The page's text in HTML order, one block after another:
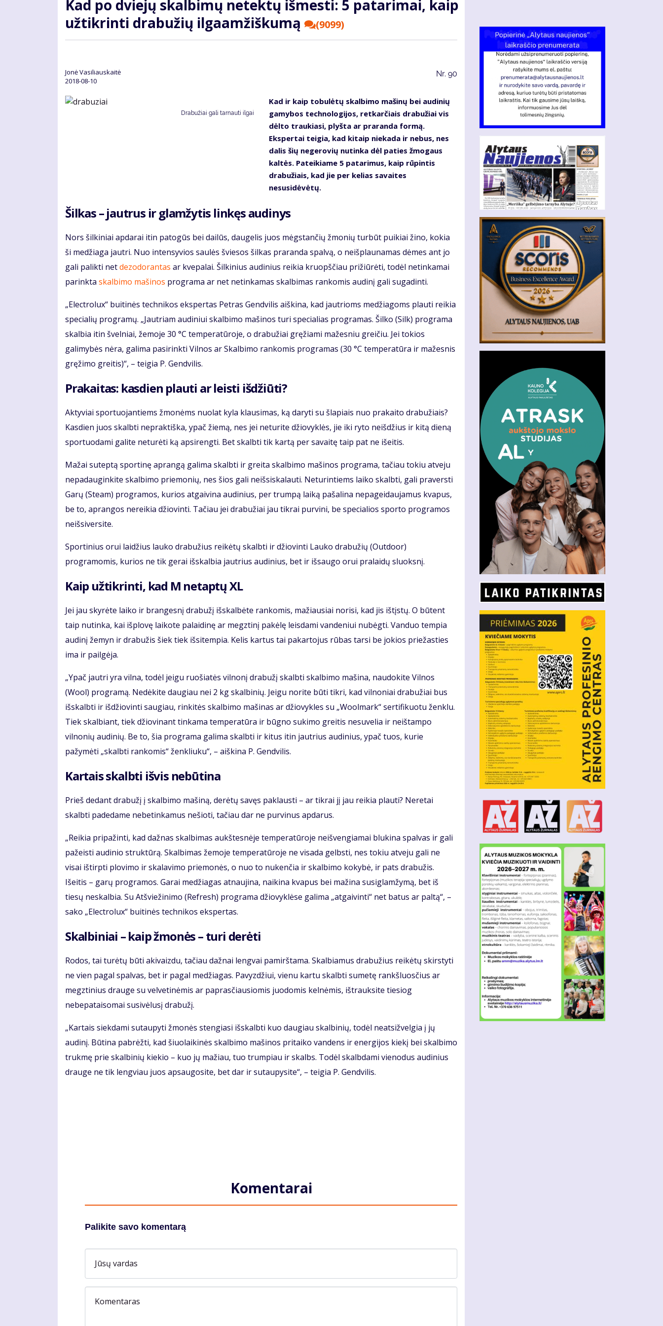
Kad po dviejų skalbimų netektų išmesti: 5 patarimai, kaip
užtikrinti drabužių ilgaamžiškumą
(9099)
Jonė Vasiliauskaitė
2018-08-10
Nr. 90
Drabužiai gali tarnauti ilgai
Kad ir kaip tobulėtų skalbimo mašinų bei audinių
gamybos technologijos, retkarčiais drabužiai vis
dėlto traukiasi, plyšta ar praranda formą.
Ekspertai teigia, kad kitaip niekada ir nebus, nes
dalis šių negerovių nutinka dėl paties žmogaus
kaltės. Pateikiame 5 patarimus, kaip rūpintis
drabužiais, kad jie per kelias savaites
nesusidėvėtų.
Šilkas – jautrus ir glamžytis linkęs audinys
Nors šilkiniai apdarai itin patogūs bei dailūs, daugelis juos mėgstančių žmonių turbūt puikiai žino, kokia
ši medžiaga jautri. Nuo intensyvios saulės šviesos šilkas praranda spalvą, o neišplaunamas dėmes ant jo
gali palikti netdezodorantas ar kvepalai. Šilkinius audinius reikia kruopščiau prižiūrėti, todėl netinkamai
parinkta skalbimo mašinos programa ar net netinkamas skalbimas rankomis audinį gali sugadinti.
„Electrolux“ buitinės technikos ekspertas Petras Gendvilis aiškina, kad jautrioms medžiagoms plauti reikia
specialių programų. „Jautriam audiniui skalbimo mašinos turi specialias programas. Šilko (Silk) programa
skalbia itin švelniai, žemoje 30 °C temperatūroje, o drabužiai gręžiami mažesniu greičiu. Jei tokios
galimybės nėra, galima pasirinkti Vilnos ar Skalbimo rankomis programas (30 °C temperatūra ir mažesnis
gręžimo greitis)“, – teigia P. Gendvilis.
Prakaitas: kasdien plauti ar leisti išdžiūti?
Aktyviai sportuojantiems žmonėms nuolat kyla klausimas, ką daryti su šlapiais nuo prakaito drabužiais?
Kasdien juos skalbti nepraktiška, ypač žiemą, nes jei neturite džiovyklės, jie iki ryto neišdžius ir kitą dieną
sportuodami galite neturėti ką apsirengti. Bet skalbti tik kartą per savaitę taip pat ne išeitis.
Mažai suteptą sportinę aprangą galima skalbti ir greita skalbimo mašinos programa, tačiau tokiu atveju
nepadauginkite skalbimo priemonių, nes šios gali neišsiskalauti. Neturintiems laiko skalbti, gali praversti
Garų (Steam) programos, kurios atgaivina audinius, per trumpą laiką pašalina nepageidaujamus kvapus,
be to, aprangos nereikia džiovinti. Tačiau jei drabužiai jau tikrai purvini, be specialios sporto programos
neišsiversite.
Sportinius orui laidžius lauko drabužius reikėtų skalbti ir džiovinti Lauko drabužių (Outdoor)
programomis, kurios ne tik gerai išskalbia jautrius audinius, bet ir išsaugo orui pralaidų sluoksnį.
Kaip užtikrinti, kad M netaptų XL
Jei jau skyrėte laiko ir brangesnį drabužį išskalbėte rankomis, mažiausiai norisi, kad jis ištįstų. O būtent
taip nutinka, kai išplovę laikote palaidinę ar megztinį pakėlę leisdami vandeniui nubėgti. Vanduo tempia
audinį žemyn ir drabužis šiek tiek išsitempia. Kelis kartus tai pakartojus rūbas tarsi be jokios priežasties
ima ir pailgėja.
„Ypač jautri yra vilna, todėl jeigu ruošiatės vilnonį drabužį skalbti skalbimo mašina, naudokite Vilnos
(Wool) programą. Nedėkite daugiau nei 2 kg skalbinių. Jeigu norite būti tikri, kad vilnoniai drabužiai bus
išskalbti ir išdžiovinti saugiau, rinkitės skalbimo mašinas ar džiovykles su „Woolmark“ sertifikuotu ženklu.
Tiek skalbiant, tiek džiovinant tinkama temperatūra ir būgno sukimo greitis nesuvelia ir neištampo
vilnonių audinių. Be to, šia programa galima skalbti ir kitus itin jautrius audinius, ypač tuos, kurie
pažymėti „skalbti rankomis“ ženkliuku“, – aiškina P. Gendvilis.
Kartais skalbti išvis nebūtina
Prieš dedant drabužį į skalbimo mašiną, derėtų savęs paklausti – ar tikrai jį jau reikia plauti? Neretai
skalbti padedame nebetinkamus nešioti, tačiau dar ne purvinus apdarus.
„Reikia pripažinti, kad dažnas skalbimas aukštesnėje temperatūroje neišvengiamai blukina spalvas ir gali
pažeisti audinio struktūrą. Skalbimas žemoje temperatūroje ne visada gelbsti, nes tokiu atveju gali ne
visai ištirpti plovimo ir skalavimo priemonės, o nuo to nukenčia ir skalbimo kokybė, ir pats drabužis.
Išeitis – garų programos. Garai medžiagas atnaujina, naikina kvapus bei mažina susiglamžymą, bet iš
tiesų neskalbia. Su Atšviežinimo (Refresh) programa džiovyklėse galima „atgaivinti“ net batus ar paltą“, –
sako „Electrolux“ buitinės technikos ekspertas.
Skalbiniai – kaip žmonės – turi derėti
Rodos, tai turėtų būti akivaizdu, tačiau dažnai lengvai pamirštama. Skalbiamus drabužius reikėtų skirstyti
ne vien pagal spalvas, bet ir pagal medžiagas. Pavyzdžiui, vienu kartu skalbti sumetę rankšluosčius ar
megztinius drauge su velvetinėmis ar paprasčiausiomis juodomis kelnėmis, ištrauksite tiesiog
nebepataisomai susivėlusį drabužį.
„Kartais siekdami sutaupyti žmonės stengiasi išskalbti kuo daugiau skalbinių, todėl neatsižvelgia į jų
audinį. Būtina pabrėžti, kad šiuolaikinės skalbimo mašinos pritaiko vandens ir energijos kiekį bei skalbimo
trukmę prie skalbinių kiekio – kuo jų mažiau, tuo trumpiau ir skalbs. Todėl skalbdami vienodus audinius
drauge ne tik lengviau juos apsaugosite, bet dar ir sutaupysite“, – teigia P. Gendvilis.
Komentarai
Palikite savo komentarą
Jūsų vardas
Komentaras